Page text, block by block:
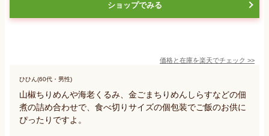
ショップでみる
価格と在庫を楽天でチェック >>
ひひん(60代・男性)
山椒ちりめんや海老くるみ、金ごまちりめんしらすなどの佃
煮の詰め合わせで、食べ切りサイズの個包装でご飯のお供に
ぴったりですよ。